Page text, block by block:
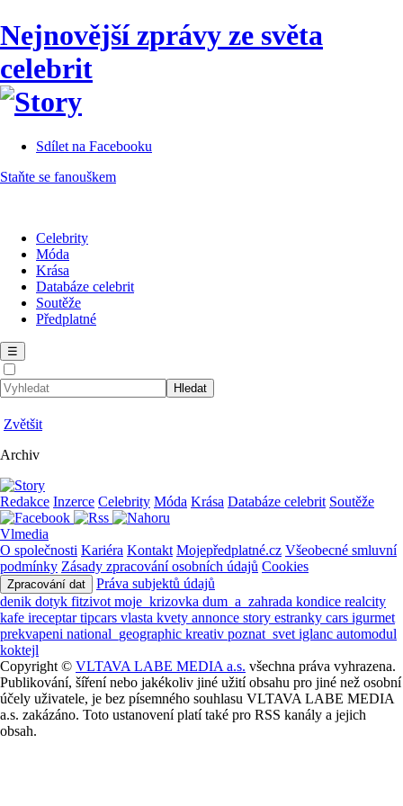
Nejnovější zprávy ze světa
celebrit
Sdílet na Facebooku
Staňte se fanouškem
Celebrity
Móda
Krása
Databáze celebrit
Soutěže
Předplatné
☰
Zvětšit
Archiv
Redakce Inzerce Celebrity Móda Krása Databáze celebrit Soutěže
Vlmedia
O společnosti Kariéra Kontakt Mojepředplatné.cz Všeobecné smluvní
podmínky Zásady zpracování osobních údajů Cookies
Zpracování dat
Práva subjektů údajů
denik dotyk fitzivot moje_krizovka dum_a_zahrada kondice realcity
kafe ireceptartipcars vlasta kvety annonce story estranky cars igurmet
prekvapeni national_geographic kreativ poznat_svet iglanc automodul
koktejl
Copyright © VLTAVA LABE MEDIA a.s. všechna práva vyhrazena.
Publikování, šíření nebo jakékoliv jiné užití obsahu pro jiné než osobní
účely uživatele, je bez písemného souhlasu VLTAVA LABE MEDIA
a.s. zakázáno. Toto ustanovení platí také pro RSS kanály a jejich
obsah.